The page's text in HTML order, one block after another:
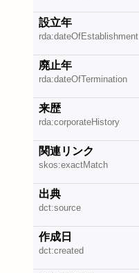
設立年
rda:dateOfEstablishment
廃止年
rda:dateOfTermination
来歴
rda:corporateHistory
関連リンク
skos:exactMatch
出典
dct:source
作成日
dct:created